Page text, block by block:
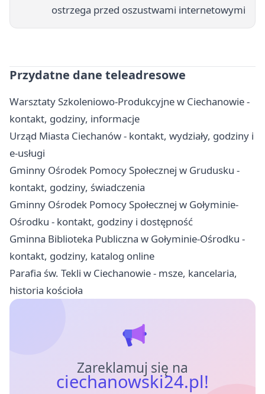
ostrzega przed oszustwami internetowymi
Przydatne dane teleadresowe
Warsztaty Szkoleniowo‑Produkcyjne w Ciechanowie -
kontakt, godziny, informacje
Urząd Miasta Ciechanów - kontakt, wydziały, godziny i
e-usługi
Gminny Ośrodek Pomocy Społecznej w Grudusku -
kontakt, godziny, świadczenia
Gminny Ośrodek Pomocy Społecznej w Gołyminie-
Ośrodku - kontakt, godziny i dostępność
Gminna Biblioteka Publiczna w Gołyminie-Ośrodku -
kontakt, godziny, katalog online
Parafia św. Tekli w Ciechanowie - msze, kancelaria,
historia kościoła
Zareklamuj się na
ciechanowski24.pl!